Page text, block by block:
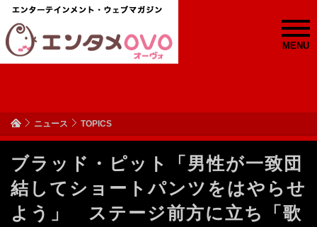
MENU
ニュース TOPICS
ブラッド・ピット「男性が一致団
結してショートパンツをはやらせ
よう」 ステージ前方に立ち「歌